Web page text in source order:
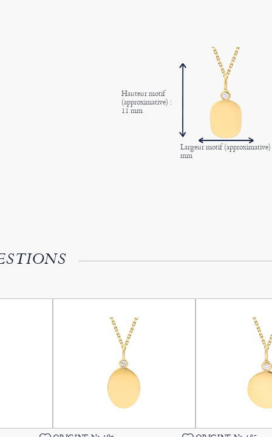
Hauteur motif
(approximative) :
11 mm
Largeur motif
mm